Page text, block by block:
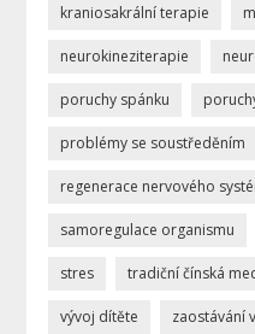
kraniosakrální terapie
neurokineziterapie
poruchy spánku
problémy se soustředěním
regenerace nervového
samoregulace organismu
stres tradiční čínská
vývoj dítěte zaostávání